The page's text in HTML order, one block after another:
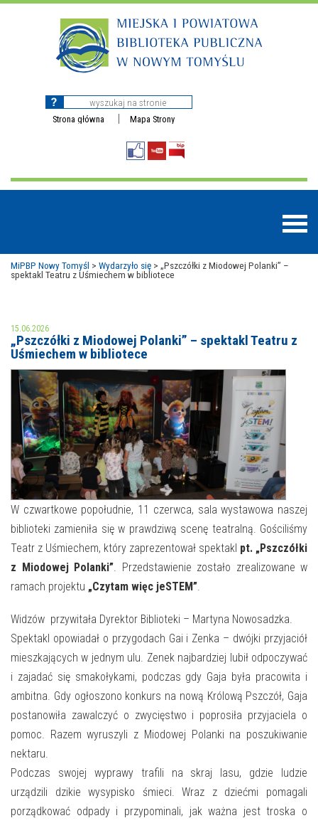
Strona główna Mapa Strony
MOJE KONTO
AKTUALNOŚCI
NAJBLIŻSZE WYDARZENIA
WYDARZENIA BIEŻĄCE
WYDARZYŁO SIĘ
NASZA OFERTA
STREFA WIEDZY O REGIONIE
STREFA KOLORU
FORMY STAŁE
NASZE FILIE
POLECANE STRONY
WYDARZENIA KULTURALNE
E-INFORMATOR
O NAS
MiPBP Nowy Tomyśl > Wydarzyło się > „Pszczółki z Miodowej Polanki” –
spektakl Teatru z Uśmiechem w bibliotece
15.06.2026
„Pszczółki z Miodowej Polanki” – spektakl Teatru z
Uśmiechem w bibliotece
W czwartkowe popołudnie, 11 czerwca, sala wystawowa naszej
biblioteki zamieniła się w prawdziwą scenę teatralną. Gościliśmy
Teatr z Uśmiechem, który zaprezentował spektakl pt. „Pszczółki
z Miodowej Polanki”. Przedstawienie zostało zrealizowane w
ramach projektu „Czytam więc jeSTEM”.
Widzów przywitała Dyrektor Biblioteki – Martyna Nowosadzka.
Spektakl opowiadał o przygodach Gai i Zenka – dwójki przyjaciół
mieszkających w jednym ulu. Zenek najbardziej lubił odpoczywać
i zajadać się smakołykami, podczas gdy Gaja była pracowita i
ambitna. Gdy ogłoszono konkurs na nową Królową Pszczół, Gaja
postanowiła zawalczyć o zwycięstwo i poprosiła przyjaciela o
pomoc. Razem wyruszyli z Miodowej Polanki na poszukiwanie
nektaru.
Podczas swojej wyprawy trafili na skraj lasu, gdzie ludzie
urządzili dzikie wysypisko śmieci. Wraz z dziećmi pomagali
porządkować odpady i przypominali, jak ważna jest troska o